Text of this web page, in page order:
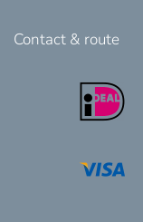
Contact & route